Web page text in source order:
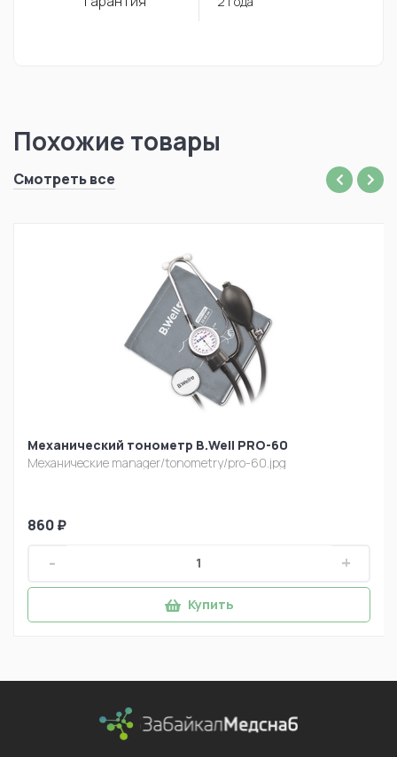
Похожие товары
Смотреть все
Механический тонометр B.Well PRO-60
Механические manager/tonometry/pro-60.jpg
860 ₽
Купить
- +